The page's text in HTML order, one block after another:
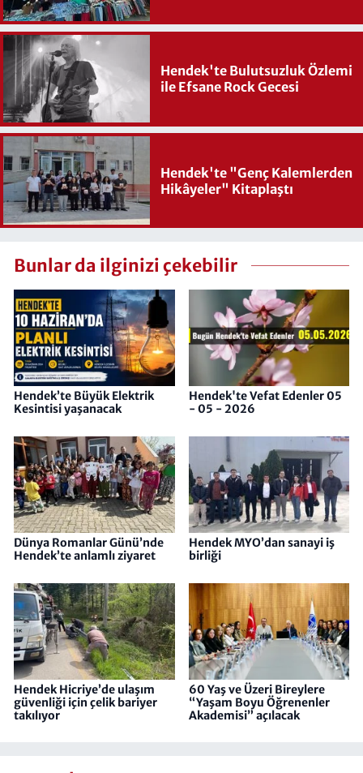
Hendek'te Bulutsuzluk Özlemi
ile Efsane Rock Gecesi
Hendek'te "Genç Kalemlerden
Hikâyeler" Kitaplaştı
Bunlar da ilginizi çekebilir
Hendek’te Büyük Elektrik
Kesintisi yaşanacak
Hendek'te Vefat Edenler 05
- 05 - 2026
Dünya Romanlar Günü’nde
Hendek’te anlamlı ziyaret
Hendek MYO’dan sanayi iş
birliği
Hendek Hicriye’de ulaşım
güvenliği için çelik bariyer
takılıyor
60 Yaş ve Üzeri Bireylere
“Yaşam Boyu Öğrenenler
Akademisi” açılacak